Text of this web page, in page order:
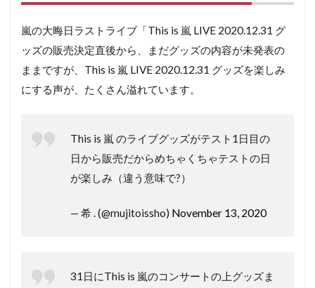
嵐の大晦日ラストライブ「This is 嵐 LIVE 2020.12.31 グ
ッズの販売決定直後から、まだグッズの内容が未発表の
ままですが、This is 嵐 LIVE 2020.12.31 グッズを楽しみ
にする声が、たくさん溢れています。
This is 嵐 のライブグッズがテスト1日目の
日から販売だからめちゃくちゃテストの日
が楽しみ（違う意味で?）
— 希 . (@mujitoissho) November 13, 2020
31日にThis is 嵐のコンサートの上グッズま